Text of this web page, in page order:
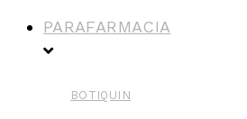
PARAFARMACIA
BOTIQUIN